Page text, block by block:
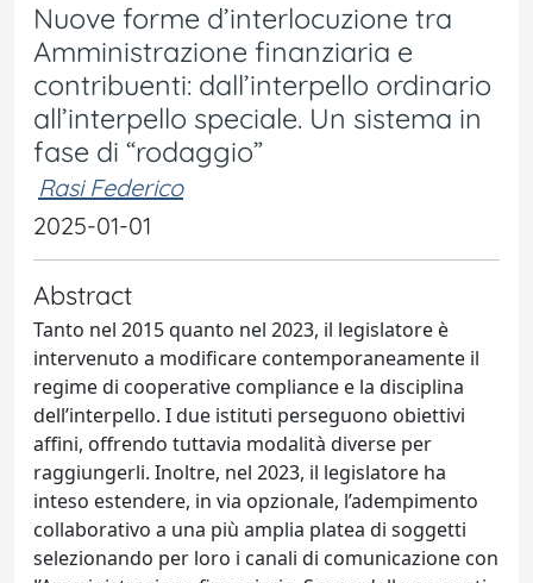
Nuove forme d’interlocuzione tra
Amministrazione finanziaria e
contribuenti: dall’interpello ordinario
all’interpello speciale. Un sistema in
fase di “rodaggio”
Rasi Federico
2025-01-01
Abstract
Tanto nel 2015 quanto nel 2023, il legislatore è
intervenuto a modificare contemporaneamente il
regime di cooperative compliance e la disciplina
dell’interpello. I due istituti perseguono obiettivi
affini, offrendo tuttavia modalità diverse per
raggiungerli. Inoltre, nel 2023, il legislatore ha
inteso estendere, in via opzionale, l’adempimento
collaborativo a una più amplia platea di soggetti
selezionando per loro i canali di comunicazione con